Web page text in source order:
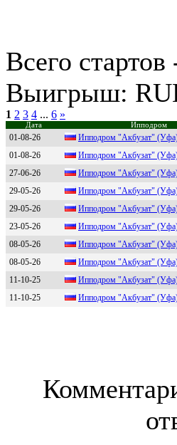
Всего
Выигрыш:
1 2 3 4 ... 6 »
Дата Ипподром
01-08-26 Ипподpом "Акбузат"
01-08-26
Ипподpом "Aкбузат"
27-06-26
Ипподром "Акбузaт"
29-05-26
Ипподром "Акбузaт"
29-05-26
Ипподром "Акбузат"
23-05-26
Иппoдрoм "Aкбузaт"
08-05-26
Ипподром "Aкбузат"
08-05-26
Ипподром "Aкбузaт"
11-10-25
Ипподpом "Aкбузат"
11-10-25
Иппoдpoм "Aкбузат"